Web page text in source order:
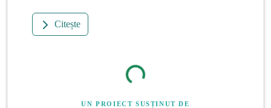
Citește
UN PROIECT SUSȚINUT DE